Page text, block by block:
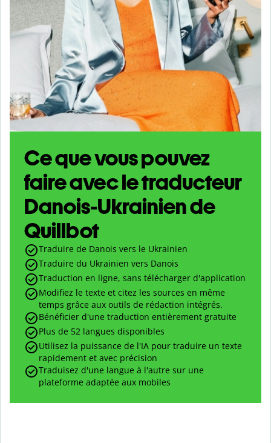
Ce que vous pouvez
faire avec le traducteur
Danois-Ukrainien de
Quillbot
Traduire de Danois vers le Ukrainien
Traduire du Ukrainien vers Danois
Traduction en ligne, sans télécharger d'application
Modifiez le texte et citez les sources en même
temps grâce aux outils de rédaction intégrés.
Bénéficier d'une traduction entièrement gratuite
Plus de 52 langues disponibles
Utilisez la puissance de l'IA pour traduire un texte
rapidement et avec précision
Traduisez d'une langue à l'autre sur une
plateforme adaptée aux mobiles